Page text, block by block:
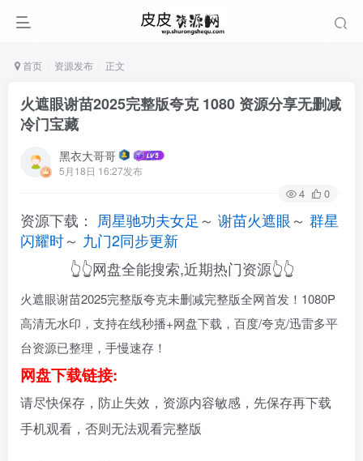
首页 资源发布 正文
火遮眼谢苗2025完整版夸克 1080 资源分享无删减
冷门宝藏
黑衣大哥哥
5月18日 16:27发布
4 0
资源下载： 周星驰功夫女足 ～ 谢苗火遮眼～ 群星
闪耀时～ 九门2同步更新
👆👆网盘全能搜索,近期热门资源👆👆
火遮眼谢苗2025完整版夸克未删减完整版全网首发！1080P
高清无水印，支持在线秒播+网盘下载，百度/夸克/迅雷多平
台资源已整理，手慢速存！
网盘下载链接:
请尽快保存，防止失效，资源内容敏感，先保存再下载
手机观看，否则无法观看完整版